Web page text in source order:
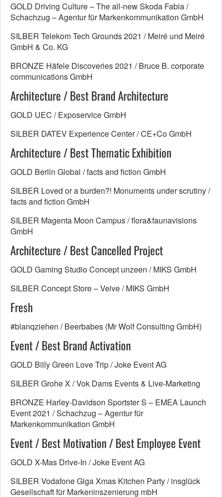
GOLD Driving Culture – The all-new Skoda Fabia /
Schachzug – Agentur für Markenkommunikation GmbH
SILBER Telekom Tech Grounds 2021 / Meiré und Meiré
GmbH & Co. KG
BRONZE Häfele Discoveries 2021 / Bruce B. corporate
communications GmbH
Architecture / Best Brand Architecture
GOLD UEC / Exposervice GmbH
SILBER DATEV Experience Center / CE+Co GmbH
Architecture / Best Thematic Exhibition
GOLD Berlin Global / facts and fiction GmbH
SILBER Loved or a burden?! Monuments under scrutiny /
facts and fiction GmbH
SILBER Magenta Moon Campus / flora&faunavisions
GmbH
Architecture / Best Cancelled Project
GOLD Gaming Studio Concept unzeen / MIKS GmbH
SILBER Concept Store – Veive / MIKS GmbH
Fresh
#blanqziehen / Beerbabes (Mr Wolf Consulting GmbH)
Event / Best Brand Activation
GOLD Billy Green Love Trip / Joke Event AG
SILBER Grohe X / Vok Dams Events & Live-Marketing
BRONZE Harley-Davidson Sportster S – EMEA Launch
Event 2021 / Schachzug – Agentur für
Markenkommunikation GmbH
Event / Best Motivation / Best Employee Event
GOLD X-Mas Drive-In / Joke Event AG
SILBER Vodafone Giga Xmas Kitchen Party / insglück
Gesellschaft für Markeninszenierung mbH